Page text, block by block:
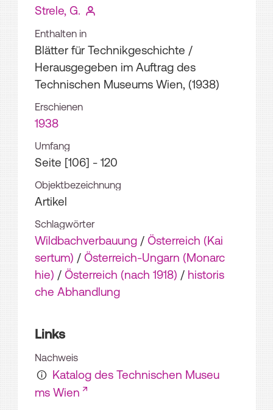
Strele, G.
Enthalten in
Blätter für Technikgeschichte /
Herausgegeben im Auftrag des
Technischen Museums Wien, (1938)
Erschienen
1938
Umfang
Seite [106] - 120
Objektbezeichnung
Artikel
Schlagwörter
Wildbachverbauung / Österreich (Kai
sertum) / Österreich-Ungarn (Monarc
hie) / Österreich (nach 1918) / historis
che Abhandlung
Links
Nachweis
Katalog des Technischen Museu
ms Wien